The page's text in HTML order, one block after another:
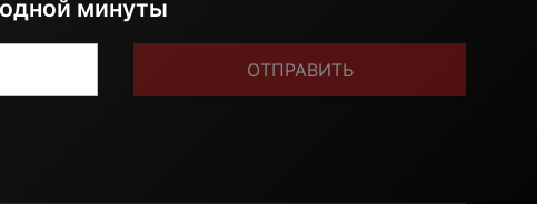
минуты
ОТПРАВИТЬ